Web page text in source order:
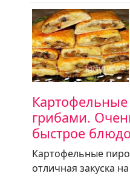
грибами.
быстрое
Картофельные
отличная закуска